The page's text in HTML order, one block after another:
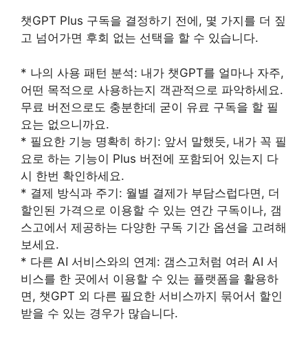
챗GPT Plus 구독을 결정하기 전에, 몇 가지를 더 짚
고 넘어가면 후회 없는 선택을 할 수 있습니다.
* 나의 사용 패턴 분석: 내가 챗GPT를 얼마나 자주,
어떤 목적으로 사용하는지 객관적으로 파악하세요.
무료 버전으로도 충분한데 굳이 유료 구독을 할 필
요는 없으니까요.
* 필요한 기능 명확히 하기: 앞서 말했듯, 내가 꼭 필
요로 하는 기능이 Plus 버전에 포함되어 있는지 다
시 한번 확인하세요.
* 결제 방식과 주기: 월별 결제가 부담스럽다면, 더
할인된 가격으로 이용할 수 있는 연간 구독이나, 갬
스고에서 제공하는 다양한 구독 기간 옵션을 고려해
보세요.
* 다른 AI 서비스와의 연계: 갬스고처럼 여러 AI 서
비스를 한 곳에서 이용할 수 있는 플랫폼을 활용하
면, 챗GPT 외 다른 필요한 서비스까지 묶어서 할인
받을 수 있는 경우가 많습니다.